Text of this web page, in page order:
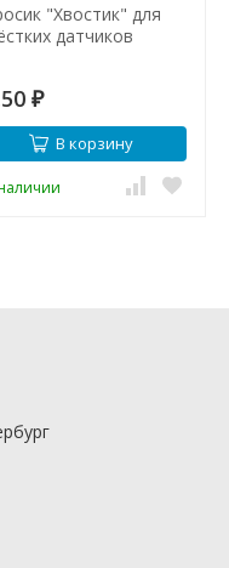
"Хвостик" для
датчиков
₽
В корзину